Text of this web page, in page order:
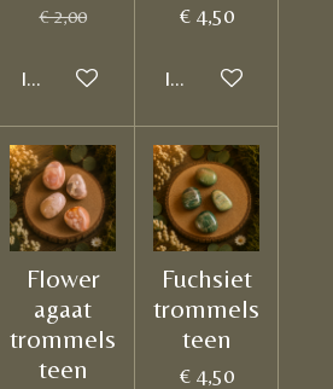
€ 2,00
In winkelwagen
€ 4,50
In winkelwagen
Flower
agaat
trommels
teen
Fuchsiet
trommels
teen
€ 4,50